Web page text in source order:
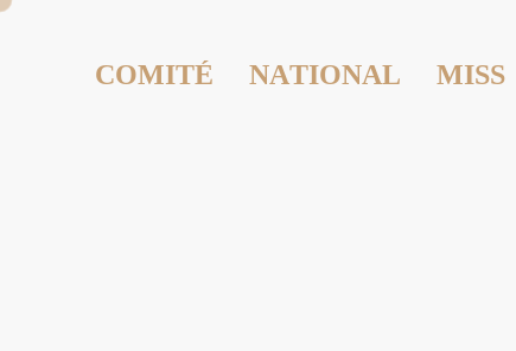
COMITÉ NATIONAL